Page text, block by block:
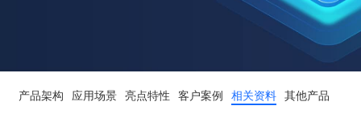
产品架构 应用场景 亮点特性 客户案例 相关资料 其他产品